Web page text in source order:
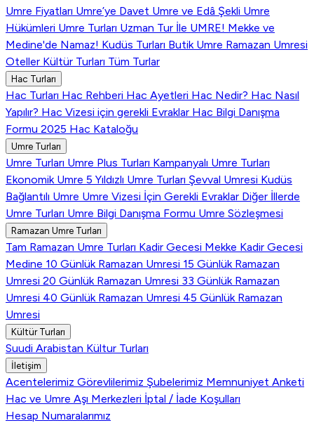
Umre Fiyatları Umre’ye Davet Umre ve Edâ Şekli Umre
Hükümleri Umre Turları Uzman Tur İle UMRE! Mekke ve
Medine'de Namaz! Kudüs Turları Butik Umre Ramazan Umresi
Oteller Kültür Turları Tüm Turlar
Hac Turları
Hac Turları Hac Rehberi Hac Ayetleri Hac Nedir? Hac Nasıl
Yapılır? Hac Vizesi için gerekli Evraklar Hac Bilgi Danışma
Formu 2025 Hac Kataloğu
Umre Turları
Umre Turları Umre Plus Turları Kampanyalı Umre Turları
Ekonomik Umre 5 Yıldızlı Umre Turları Şevval Umresi Kudüs
Bağlantılı Umre Umre Vizesi İçin Gerekli Evraklar Diğer İllerde
Umre Turları Umre Bilgi Danışma Formu Umre Sözleşmesi
Ramazan Umre Turları
Tam Ramazan Umre Turları Kadir Gecesi Mekke Kadir Gecesi
Medine 10 Günlük Ramazan Umresi 15 Günlük Ramazan
Umresi 20 Günlük Ramazan Umresi 33 Günlük Ramazan
Umresi 40 Günlük Ramazan Umresi 45 Günlük Ramazan
Umresi
Kültür Turları
Suudi Arabistan Kültur Turları
İletişim
Acentelerimiz Görevlilerimiz Şubelerimiz Memnuniyet Anketi
Hac ve Umre Aşı Merkezleri İptal / İade Koşulları
Hesap Numaralarımız